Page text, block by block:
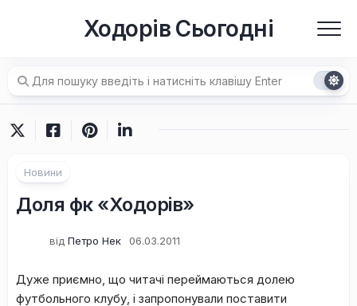
Ходорів Сьогодні
Новини
Доля фк «Ходорів»
від Петро Нек 06.03.2011
Дуже приємно, що читачі переймаються долею
футбольного клубу, і запропонували поставити